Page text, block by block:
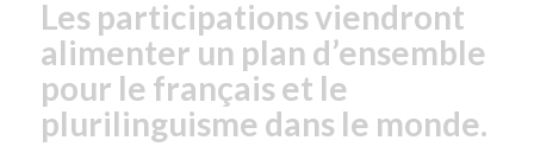
Les participations viendront
alimenter un plan d’ensemble
pour le français et le
plurilinguisme dans le monde.